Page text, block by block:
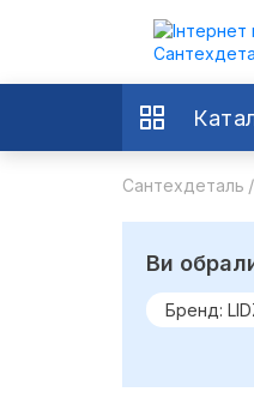
Сантехдеталь
Ви
Бренд: